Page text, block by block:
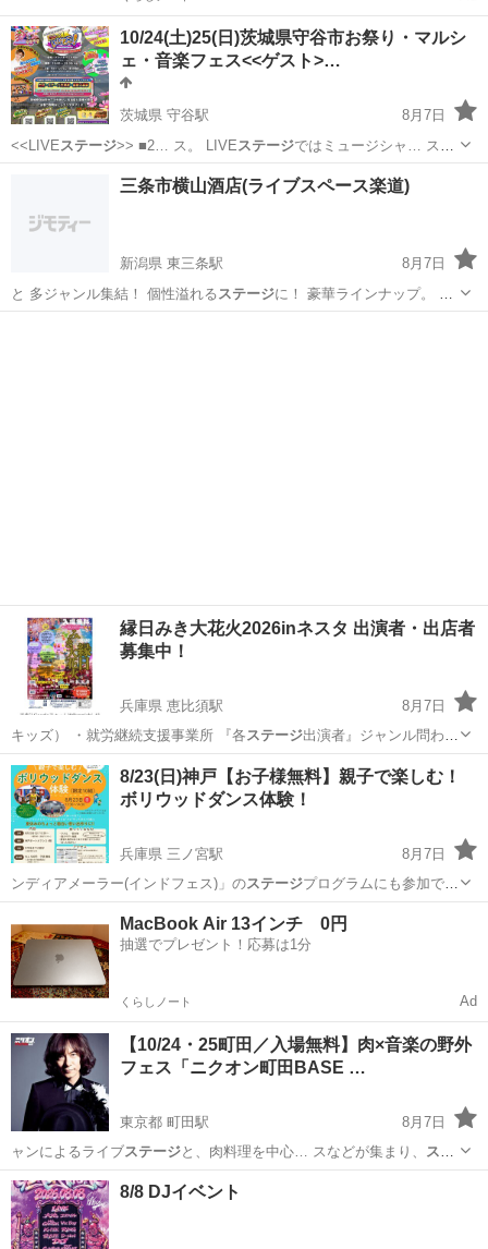
10/24(土)25(日)茨城県守谷市お祭り・マルシ
ェ・音楽フェス<<ゲスト>…
茨城県 守谷駅
8月7日
<<LIVE ステージ >> ■2… ス。 LIVE ステージではミュージシャ… スま
で幅広い音楽ステージ！ お子様に大…
守谷市 守谷駅 地域/お祭り
三条市横山酒店(ライブスペース楽道)
新潟県 東三条駅
8月7日
と 多ジャンル集結！ 個性溢れる ステージに！ 豪華ラインナップ。 滅
多に…
縁日みき大花火2026inネスタ 出演者・出店者
募集中！
兵庫県 恵比須駅
8月7日
キッズ） ・就労継続支援事業所 『各ステージ出演者』ジャンル問わず
ご参加お待ちし…
兵庫 三木市 恵比須駅 地域/お祭り 縁日
8/23(日)神戸【お子様無料】親子で楽しむ！
ボリウッドダンス体験！
兵庫県 三ノ宮駅
8月7日
ンディアメーラー(インドフェス)」のステージプログラムにも参加でき
ます。 …
神戸市 三ノ宮駅 ワークショップ
MacBook Air 13インチ 0円
抽選でプレゼント！応募は1分
くらしノート Ad
【10/24・25町田／入場無料】肉×音楽の野外
フェス「ニクオン町田BASE …
東京都 町田駅
8月7日
ャンによるライブステージと、肉料理を中心… スなどが集まり、 ステ
ージではプロミュージ… トを買って長時間ステージを見る」という
イ… で繰り広げられるステージに、ぜひご期待く… いう方にも、生の
ステージだからこそ感じら… Eな...
東京 町田市 町田駅 地域/お祭り
8/8 DJイベント